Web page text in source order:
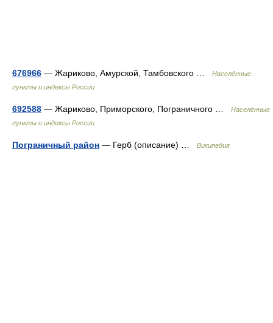
676966 — Жариково, Амурской, Тамбовского …
Населённые
пункты и индексы России
692588 — Жариково, Приморского, Пограничного …
Населённые
пункты и индексы России
Пограничный район — Герб (описание) … Википедия